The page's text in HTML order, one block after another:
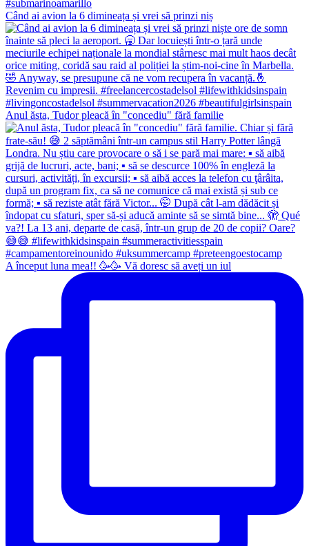
Când ai avion la 6 dimineața și vrei să prinzi niș
Anul ăsta, Tudor pleacă în "concediu" fără familie
A început luna mea!! 🥳🥳 Vă doresc să aveți un iul